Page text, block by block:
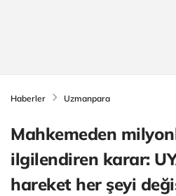
Haberler Uzmanpara
Mahkemeden
ilgilendiren karar:
hareket her şeyi